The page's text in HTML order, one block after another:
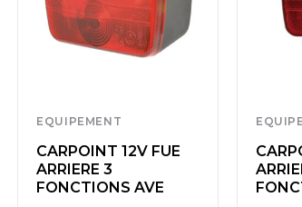
EQUIPEMENT
CARPOINT 12V FUE
ARRIERE 3
FONCTIONS AVE